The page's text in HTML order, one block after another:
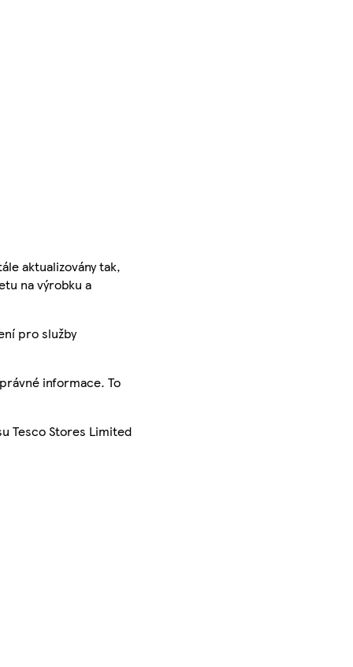
aktualizovány tak,
na výrobku a
pro služby
informace. To
Tesco Stores Limited